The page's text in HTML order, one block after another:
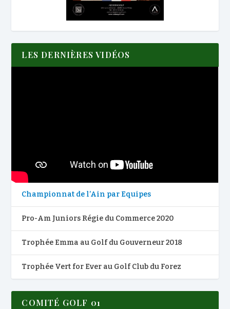
LES DERNIÈRES VIDÉOS
Championnat de l’Ain par Equipes
Pro-Am Juniors Régie du Commerce 2020
Trophée Emma au Golf du Gouverneur 2018
Trophée Vert for Ever au Golf Club du Forez
COMITÉ GOLF 01